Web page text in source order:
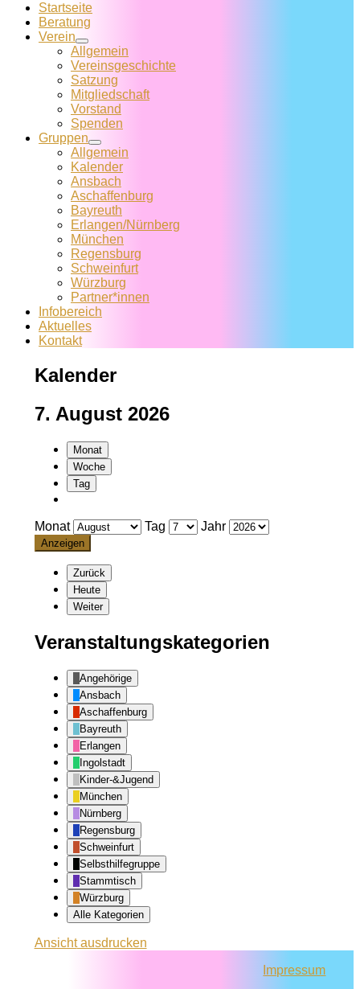
Startseite
Beratung
Verein
Allgemein
Vereins­geschichte
Satzung
Mitglied­schaft
Vorstand
Spenden
Gruppen
Allgemein
Kalender
Ansbach
Aschaffenburg
Bayreuth
Erlangen/Nürnberg
München
Regensburg
Schweinfurt
Würzburg
Partner*innen
Infobereich
Aktuelles
Kontakt
Kalender
7. August 2026
Monat
Woche
Tag
Monat Tag Jahr
Zurück
Heute
Weiter
Veranstaltungskategorien
Angehörige
Ansbach
Aschaffenburg
Bayreuth
Erlangen
Ingolstadt
Kinder-&Jugend
München
Nürnberg
Regensburg
Schweinfurt
Selbsthilfegruppe
Stammtisch
Würzburg
Alle Kategorien
Ansichtausdrucken
Impressum